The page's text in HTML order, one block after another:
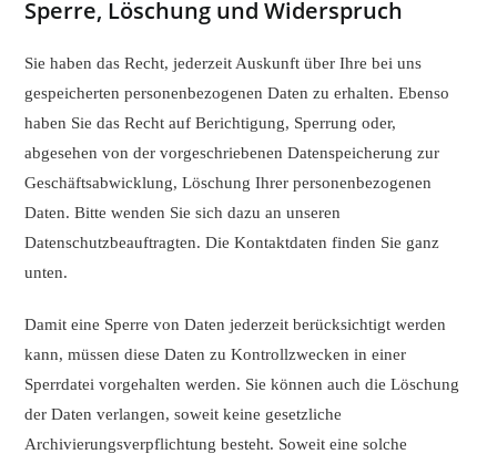
Sperre, Löschung und Widerspruch
Sie haben das Recht, jederzeit Auskunft über Ihre bei uns
gespeicherten personenbezogenen Daten zu erhalten. Ebenso
haben Sie das Recht auf Berichtigung, Sperrung oder,
abgesehen von der vorgeschriebenen Datenspeicherung zur
Geschäftsabwicklung, Löschung Ihrer personenbezogenen
Daten. Bitte wenden Sie sich dazu an unseren
Datenschutzbeauftragten. Die Kontaktdaten finden Sie ganz
unten.
Damit eine Sperre von Daten jederzeit berücksichtigt werden
kann, müssen diese Daten zu Kontrollzwecken in einer
Sperrdatei vorgehalten werden. Sie können auch die Löschung
der Daten verlangen, soweit keine gesetzliche
Archivierungsverpflichtung besteht. Soweit eine solche